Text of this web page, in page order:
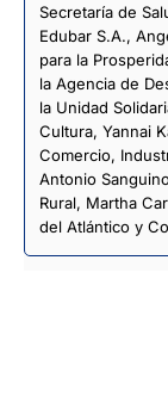
Secretaría de
Edubar S.A.,
para la
la Agencia de
la Unidad
Cultura, Yannai
Comercio,
Antonio
Rural, Martha
del Atlántico y